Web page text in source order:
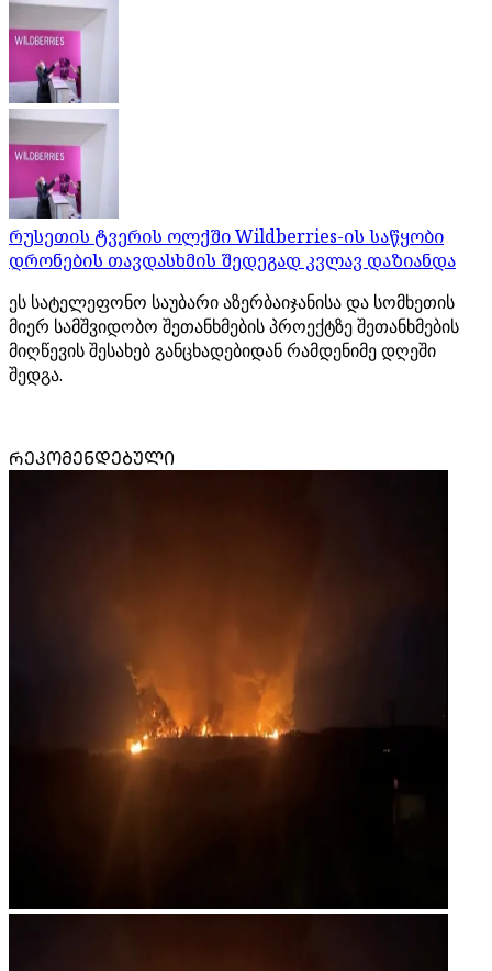
რუსეთის ტვერის ოლქში Wildberries-ის საწყობი
დრონების თავდასხმის შედეგად კვლავ დაზიანდა
ეს სატელეფონო საუბარი აზერბაიჯანისა და სომხეთის
მიერ სამშვიდობო შეთანხმების პროექტზე შეთანხმების
მიღწევის შესახებ განცხადებიდან რამდენიმე დღეში
შედგა.
ᲠᲔᲙᲝᲛᲔᲜᲓᲔᲑᲣᲚᲘ